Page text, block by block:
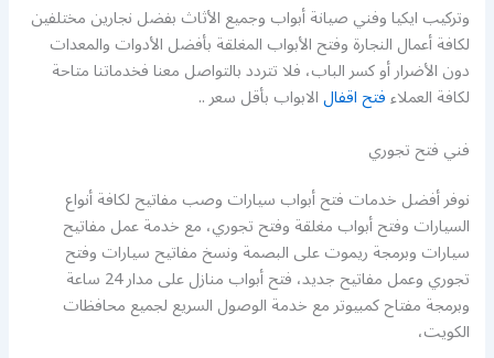
وتركيب ايكيا وفني صيانة أبواب وجميع الأثاث بفضل نجارين مختلفين
لكافة أعمال النجارة وفتح الأبواب المغلقة بأفضل الأدوات والمعدات
دون الأضرار أو كسر الباب، فلا تتردد بالتواصل معنا فخدماتنا متاحة
لكافة العملاءفتح اقفالالابواب بأقل سعر ..
فني فتح تجوري
نوفر أفضل خدمات فتح أبواب سيارات وصب مفاتيح لكافة أنواع
السيارات وفتح أبواب مغلقة وفتح تجوري، مع خدمة عمل مفاتيح
سيارات وبرمجة ريموت على البصمة ونسخ مفاتيح سيارات وفتح
تجوري وعمل مفاتيح جديد، فتح أبواب منازل على مدار 24 ساعة
وبرمجة مفتاح كمبيوتر مع خدمة الوصول السريع لجميع محافظات
الكويت،